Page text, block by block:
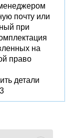
почту или
при
на
право
детали